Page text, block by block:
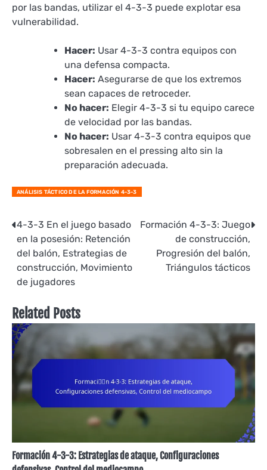
por las bandas, utilizar el 4-3-3 puede explotar esa
vulnerabilidad.
Hacer: Usar 4-3-3 contra equipos con
una defensa compacta.
Hacer: Asegurarse de que los extremos
sean capaces de retroceder.
No hacer: Elegir 4-3-3 si tu equipo carece
de velocidad por las bandas.
No hacer: Usar 4-3-3 contra equipos que
sobresalen en el pressing alto sin la
preparación adecuada.
ANÁLISIS TÁCTICO DE LA FORMACIÓN 4-3-3
Post
navigation
4-3-3 En el juego basado
en la posesión: Retención
del balón, Estrategias de
construcción, Movimiento
de jugadores
Formación 4-3-3: Juego
de construcción,
Progresión del balón,
Triángulos tácticos
Related Posts
Formación 4-3-3: Estrategias de ataque, Configuraciones